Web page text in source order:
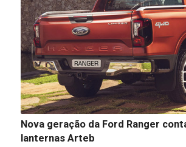
Nova geração da Ford Ranger
lanternas Arteb